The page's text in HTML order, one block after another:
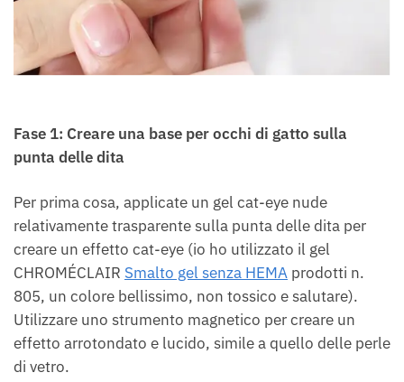
Fase 1: Creare una base per occhi di gatto sulla
punta delle dita
Per prima cosa, applicate un gel cat-eye nude
relativamente trasparente sulla punta delle dita per
creare un effetto cat-eye (io ho utilizzato il gel
CHROMÉCLAIR Smalto gel senza HEMA prodotti n.
805, un colore bellissimo, non tossico e salutare).
Utilizzare uno strumento magnetico per creare un
effetto arrotondato e lucido, simile a quello delle perle
di vetro.